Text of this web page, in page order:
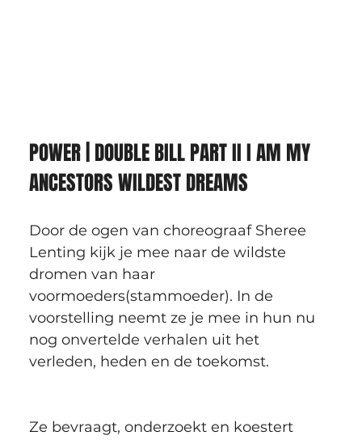
POWER | DOUBLE BILL PART II I AM MY
ANCESTORS WILDEST DREAMS
Door de ogen van choreograaf Sheree
Lenting kijk je mee naar de wildste
dromen van haar
voormoeders(stammoeder). In de
voorstelling neemt ze je mee in hun nu
nog onvertelde verhalen uit het
verleden, heden en de toekomst.
Ze bevraagt, onderzoekt en koestert